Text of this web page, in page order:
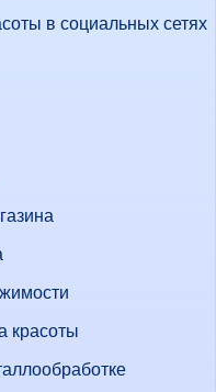
в социальных сетях
красоты